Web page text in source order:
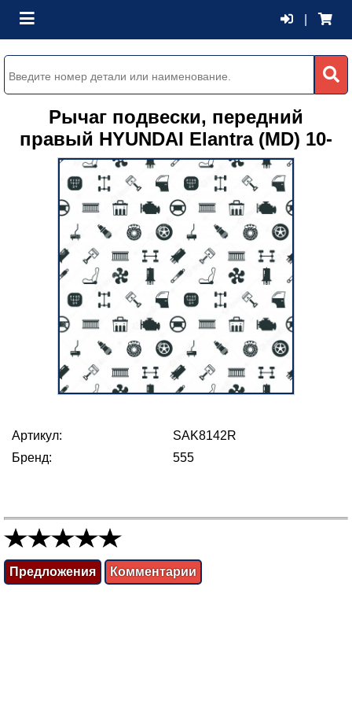
Рычаг подвески, передний
правый HYUNDAI Elantra (MD) 10-
Артикул:
SAK8142R
Бренд:
555
Предложения Комментарии